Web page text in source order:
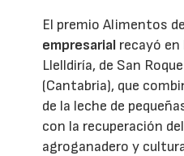
El premio Alimentos
empresarial recayó en
Llelldiría, de San
(Cantabria), que
de la leche de
con la recuperación
agroganadero y